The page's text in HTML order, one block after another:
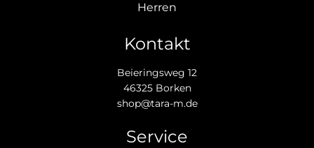
Herren
Kontakt
Beieringsweg 12
46325 Borken
shop@tara-m.de
Service